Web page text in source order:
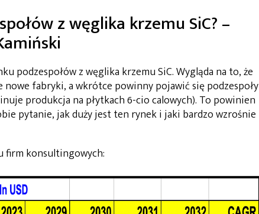
z węglika krzemu SiC? –
podzespołów z węglika krzemu SiC. Wygląda na to, że
nowe fabryki, a wkrótce powinny pojawić się podzespoły
produkcja na płytkach 6-cio calowych). To powinien
pytanie, jak duży jest ten rynek i jaki bardzo wzrośnie
firm konsultingowych: